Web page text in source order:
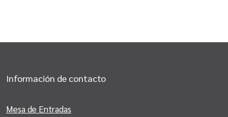
Información de contacto
Mesa de Entradas